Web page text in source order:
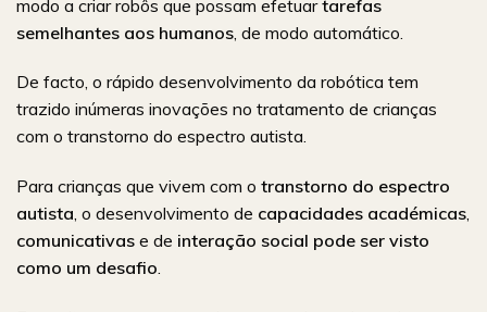
modo a criar robôs que possam efetuartarefas
semelhantes aos humanos de modo automático.
De facto, o rápido desenvolvimento da robótica tem
trazido inúmeras inovações no tratamento de crianças
com o transtorno do espectro autista.
Para crianças que vivem com o transtorno do espectro
autista, o desenvolvimento de capacidades académicas,
comunicativas e de interação social pode ser visto
como um desafio.